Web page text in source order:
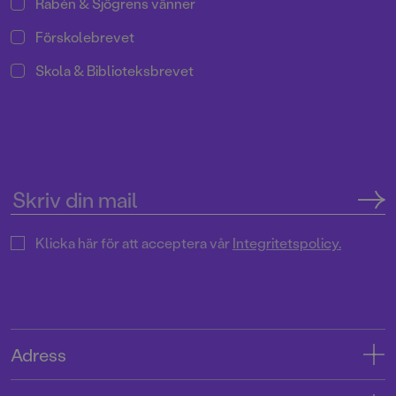
Förskolebrevet
Skola & Biblioteksbrevet
Klicka här för att acceptera vårIntegritetspolicy.
Adress